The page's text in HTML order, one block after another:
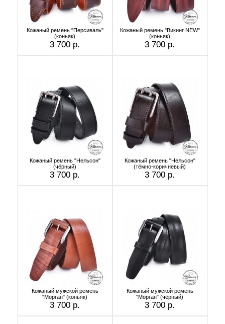
Кожаный ремень "Персиваль"
(коньяк)
3 700 р.
Кожаный ремень "Викинг NEW"
(коньяк)
3 700 р.
Кожаный ремень "Нельсон"
(чёрный)
3 700 р.
Кожаный ремень "Нельсон"
(тёмно-коричневый)
3 700 р.
Кожаный мужской ремень
"Морган" (коньяк)
3 700 р.
Кожаный мужской ремень
"Морган" (чёрный)
3 700 р.